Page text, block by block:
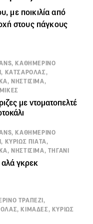
με ποικιλία από
στους πάγκους
ΚΑΘΗΜΕΡΙΝΟ
ΚΑΤΣΑΡΟΛΑΣ,
ΝΗΣΤΙΣΙΜΑ,
με ντοματοπελτέ
ΚΑΘΗΜΕΡΙΝΟ
ΚΥΡΙΩΣ ΠΙΑΤΑ,
ΝΗΣΤΙΣΙΜΑ, ΤΗΓΑΝΙ
γκρεκ
ΤΡΑΠΕΖΙ,
ΚΙΜΑΔΕΣ, ΚΥΡΙΩΣ